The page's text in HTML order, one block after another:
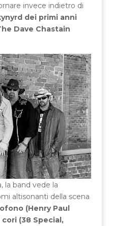
invece indietro di
dei primi anni
Dave Chastain
la band vede la
altisonanti della scena
(Henry Paul
(38 Special,